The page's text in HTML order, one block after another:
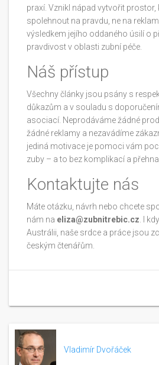
praxí. Vznikl nápad vytvořit prostor,
spolehnout na pravdu, ne na
výsledkem jejího oddaného úsilí o
pravdivost v oblasti zubní péče.
Náš přístup
Všechny články jsou psány s
důkazům a v souladu s
asociací. Neprodáváme žádné
žádné reklamy a nezavádíme
jediná motivace je pomoci vám
zuby – a to bez komplikací a
Kontaktujte nás
Máte otázku, návrh nebo chcete
nám na eliza@zubnitrebic.cz . I
Austrálii, naše srdce a práce jsou
českým čtenářům.
Vladimír Dvořáček